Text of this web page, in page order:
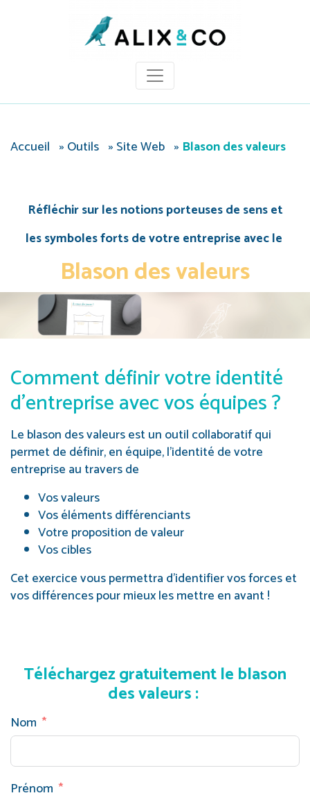
Accueil » Outils » Site Web » Blason des valeurs
Réfléchir sur les notions porteuses de sens et
les symboles forts de votre entreprise avec le
Blason des valeurs
Comment définir votre identité
d’entreprise avec vos équipes ?
Le blason des valeurs est un outil collaboratif qui
permet de définir, en équipe, l’identité de votre
entreprise au travers de
Vos valeurs
Vos éléments différenciants
Votre proposition de valeur
Vos cibles
Cet exercice vous permettra d’identifier vos forces et
vos différences pour mieux les mettre en avant !
Téléchargez gratuitement le blason
des valeurs :
Nom
Prénom